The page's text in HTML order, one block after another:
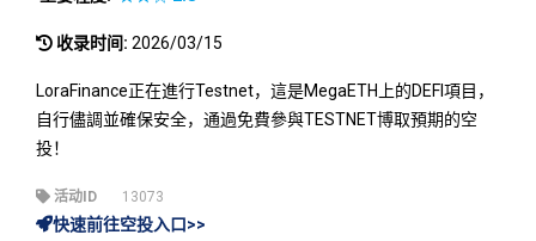
收录时间: 2026/03/15
LoraFinance正在進行Testnet，這是MegaETH上的DEFI項目，
自行儘調並確保安全，通過免費參與TESTNET博取預期的空
投！
活动ID 13073
快速前往空投入口>>